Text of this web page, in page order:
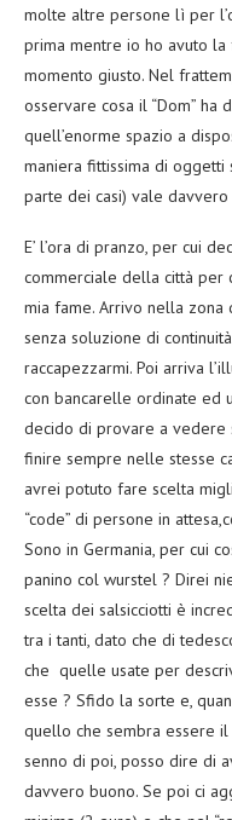
molte altre persone lì per
prima mentre io ho avuto
momento giusto. Nel
osservare cosa il “Dom”
quell’enorme spazio a
maniera fittissima di oggetti
parte dei casi) vale
E’ l’ora di pranzo, per cui
commerciale della città per
mia fame. Arrivo nella
senza soluzione di
raccapezzarmi. Poi arriva
con bancarelle ordinate ed
decido di provare a vedere
finire sempre nelle stesse
avrei potuto fare scelta
“code” di persone in
Sono in Germania, per cui
panino col wurstel ? Direi
scelta dei salsicciotti è
tra i tanti, dato che di
che quelle usate per
esse ? Sfido la sorte e,
quello che sembra essere
senno di poi, posso dire di
davvero buono. Se poi ci